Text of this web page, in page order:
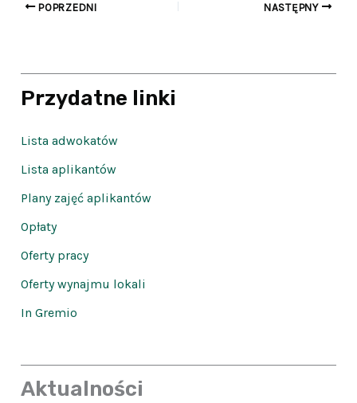
POPRZEDNI NASTĘPNY
Przydatne linki
Lista adwokatów
Lista aplikantów
Plany zajęć aplikantów
Opłaty
Oferty pracy
Oferty wynajmu lokali
In Gremio
Aktualności